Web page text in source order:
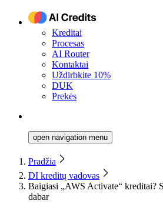
Kreditai
Procesas
AI Router
Kontaktai
Uždirbkite 10%
DUK
Prekės
open navigation menu
Pradžia
DI kreditų vadovas
Baigiasi „AWS Activate“ kreditai?
dabar